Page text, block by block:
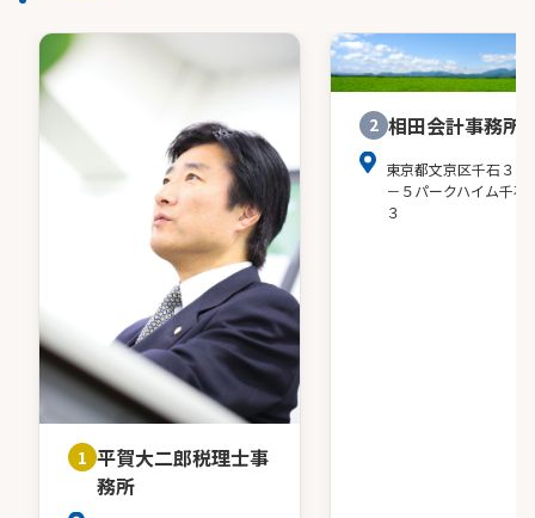
1 平賀大二郎税理士事
務所
2 相田会計事務所
東京都文京区千石３－
－５パークハイム千石
３